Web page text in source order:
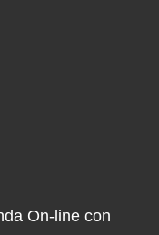
On-line con